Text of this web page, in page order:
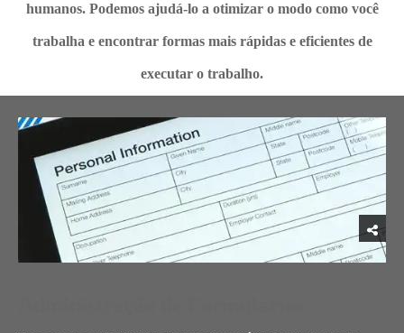
humanos. Podemos ajudá-lo a otimizar o modo como você
trabalha e encontrar formas mais rápidas e eficientes de
executar o trabalho.